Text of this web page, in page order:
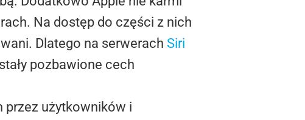
Na dostęp do części z nich
Dlatego na serwerach Siri
pozbawione cech
przez użytkowników i